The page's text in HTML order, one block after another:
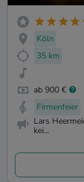
Köln
35 km
ab 900 €
Firmenfeier
Lars
kei...